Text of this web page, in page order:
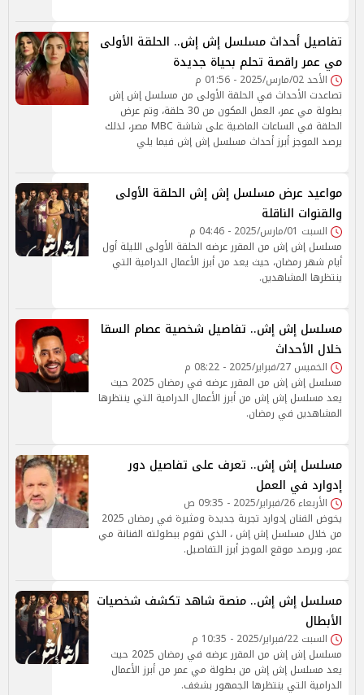
تفاصيل أحداث مسلسل إش إش.. الحلقة الأولى
مي عمر راقصة تحلم بحياة جديدة
الأحد 02/مارس/2025 - 01:56 م
تصاعدت الأحداث في الحلقة الأولى من مسلسل إش إش
بطولة مي عمر، العمل المكون من 30 حلقة، وتم عرض
الحلقة في الساعات الماضية على شاشة MBC مصر، لذلك
يرصد الموجز أبرز أحداث مسلسل إش إش فيما يلي
مواعيد عرض مسلسل إش إش الحلقة الأولى
والقنوات الناقلة
السبت 01/مارس/2025 - 04:46 م
مسلسل إش إش من المقرر عرضه الحلقة الأولى الليلة أول
أيام شهر رمضان، حيث يعد من أبرز الأعمال الدرامية التي
ينتظرها المشاهدين.
مسلسل إش إش.. تفاصيل شخصية عصام السقا
خلال الأحداث
الخميس 27/فبراير/2025 - 08:22 م
مسلسل إش إش من المقرر عرضه في رمضان 2025 حيث
يعد مسلسل إش إش من أبرز الأعمال الدرامية التي ينتظرها
المشاهدين في رمضان.
مسلسل إش إش.. تعرف على تفاصيل دور
إدوارد في العمل
الأربعاء 26/فبراير/2025 - 09:35 ص
يخوض الفنان إدوارد تجربة جديدة ومثيرة في رمضان 2025
من خلال مسلسل إش إش ، الذي تقوم ببطولته الفنانة مي
عمر، ويرصد موقع الموجز أبرز التفاصيل.
مسلسل إش إش.. منصة شاهد تكشف شخصيات
الأبطال
السبت 22/فبراير/2025 - 10:35 م
مسلسل إش إش من المقرر عرضه في رمضان 2025 حيث
يعد مسلسل إش إش من بطولة مي عمر من أبرز الأعمال
الدرامية التي ينتظرها الجمهور بشغف.